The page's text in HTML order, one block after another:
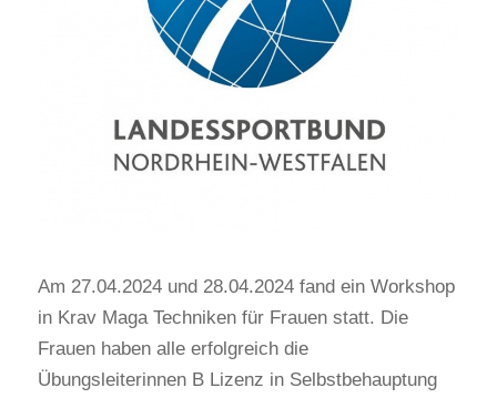
Am 27.04.2024 und 28.04.2024 fand ein Workshop
in Krav Maga Techniken für Frauen statt. Die
Frauen haben alle erfolgreich die
Übungsleiterinnen B Lizenz in Selbstbehauptung